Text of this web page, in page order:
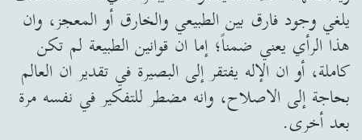
يلغي وجود فارق بين الطبيعي والخارق أو المعجز، وان
هذا الرأي يعني ضمناً؛ إما ان قوانين الطبيعة لم تكن
كاملة، أو ان الإله يفتقر إلى البصيرة في تقدير ان العالم
بحاجة إلى الاصلاح، وانه مضطر للتفكير في نفسه مرة
بعد أخرى.